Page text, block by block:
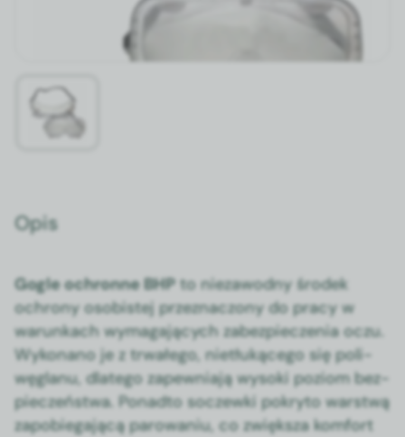
Opis
Gogle ochronne BHPto nieza­wod­ny środek
ochrony oso­bis­tej przez­nac­zony do pra­cy w
warunk­ach wyma­ga­ją­cych zabez­pieczenia oczu.
Wyko­nano je z trwałego, nietłukącego się poli­
węglanu, dlat­ego zapew­ni­a­ją wyso­ki poziom bez­
pieczeńst­wa. Pon­ad­to soczew­ki pokry­to warst­wą
zapo­b­ie­ga­jącą parowa­niu, co zwięk­sza kom­fort